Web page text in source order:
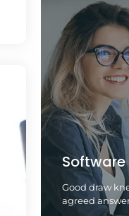
Software
Good draw
agreed